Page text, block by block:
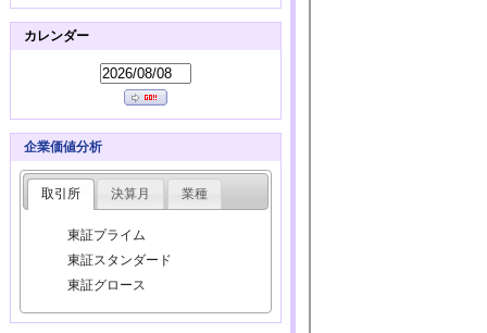
カレンダー
企業価値分析
取引所 決算月 業種
東証プライム
東証スタンダード
東証グロース